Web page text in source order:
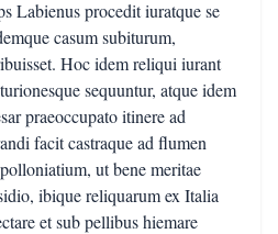
Labienus procedit iuratque se
casum subiturum,
Hoc idem reliqui iurant
sequuntur, atque idem
praeoccupato itinere ad
facit castraque ad flumen
ut bene meritae
ibique reliquarum ex Italia
et sub pellibus hiemare